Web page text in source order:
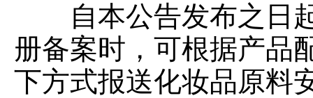
自本公告发布之日起
册备案时，可根据产品
下方式报送化妆品原料